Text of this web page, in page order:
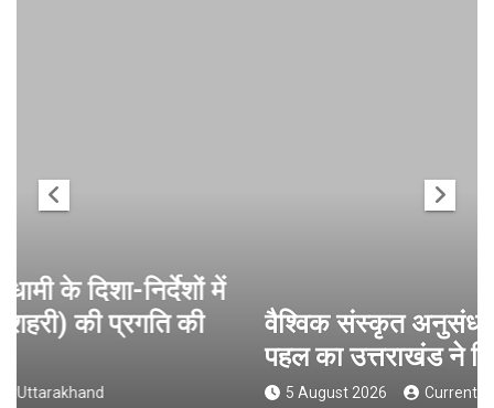
वैश्विक संस्कृत अनुसंधान में भारत-नेपाल
पहल का उत्तराखंड ने किया नेतृत्व
5 August 2026 CurrentUttarakhand